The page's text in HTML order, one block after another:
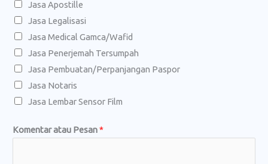
k
a
p
N
a
m
K
Jasa Apostille
Jasa Legalisasi
Jasa Medical Gamca/Wafid
Jasa Penerjemah Tersumpah
Jasa Pembuatan/Perpanjangan Paspor
Jasa Notaris
Jasa Lembar Sensor Film
Komentar atau Pesan*